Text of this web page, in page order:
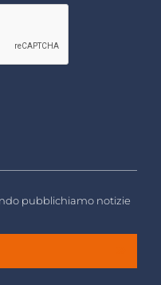
pubblichiamo notizie